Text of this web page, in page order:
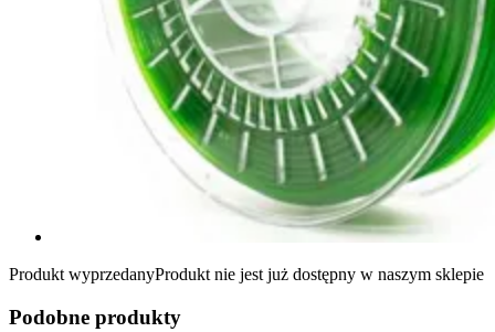
Produkt wyprzedanyProdukt nie jest już dostępny w naszym sklepie
Podobne produkty